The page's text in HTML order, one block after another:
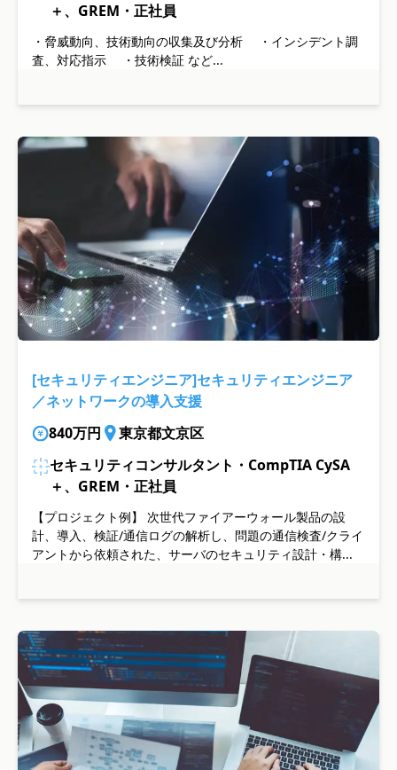
＋、GREM・正社員
・脅威動向、技術動向の収集及び分析 ・インシデント調
査、対応指示 ・技術検証 など...
[セキュリティエンジニア]セキュリティエンジニア
／ネットワークの導入支援
840万円
東京都文京区
セキュリティコンサルタント・CompTIA CySA
＋、GREM・正社員
【プロジェクト例】 次世代ファイアーウォール製品の設
計、導入、検証/通信ログの解析し、問題の通信検査/クライ
アントから依頼された、サーバのセキュリティ設計・構...